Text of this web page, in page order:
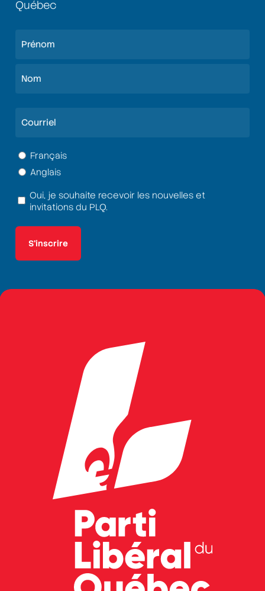
Québec
Langue
(Nécessaire)
Français
Anglais
Termes
conditions
(Nécessaire)
Oui, je souhaite recevoir les nouvelles et
invitations du PLQ.